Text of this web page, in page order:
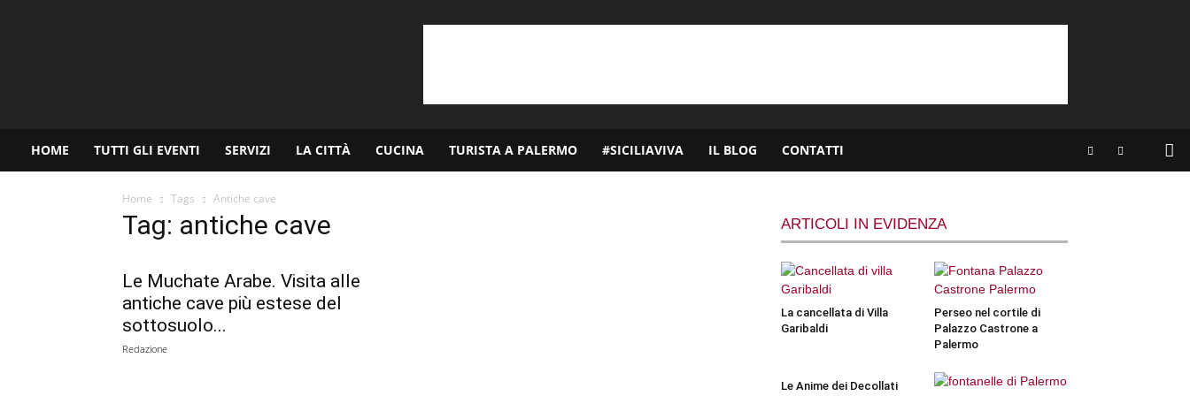
HOME TUTTI GLI EVENTI SERVIZI LA CITTÀ CUCINA TURISTA A PALERMO #SICILIAVIVA IL BLOG CONTATTI
Home Tags Antiche cave
Tag: antiche cave
Le Muchate Arabe. Visita alle
antiche cave più estese del
sottosuolo...
Redazione
ARTICOLI IN EVIDENZA
La cancellata di Villa
Garibaldi
Perseo nel cortile di
Palazzo Castrone a
Palermo
Le Anime dei Decollati